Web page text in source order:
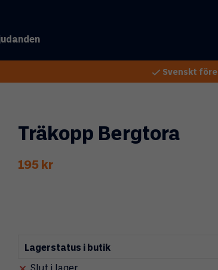
Svenskt
Träkopp Bergtora
195 kr
Lagerstatus i butik